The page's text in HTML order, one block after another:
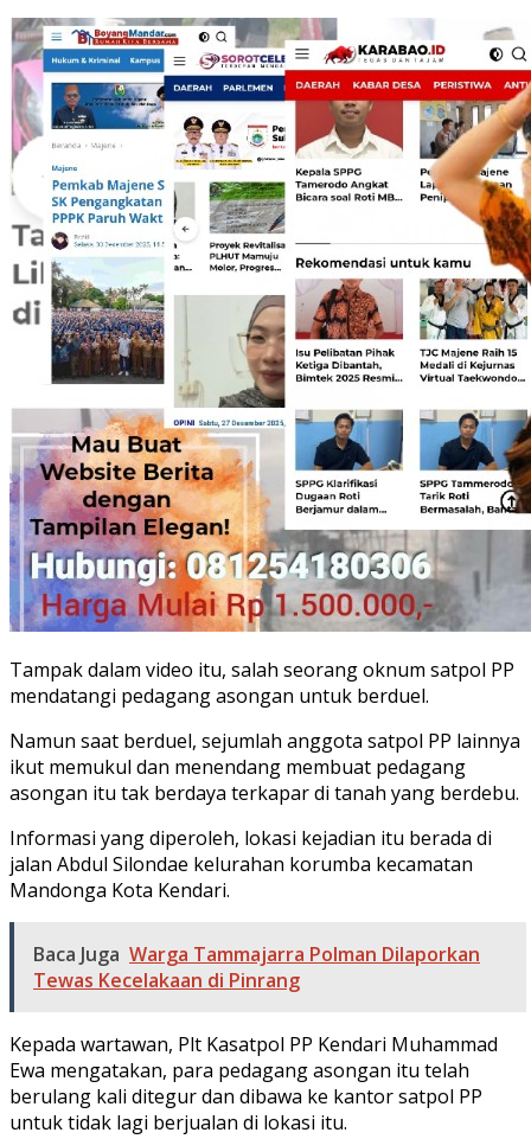
Tampak dalam video itu, salah seorang oknum satpol PP
mendatangi pedagang asongan untuk berduel.
Namun saat berduel, sejumlah anggota satpol PP lainnya
ikut memukul dan menendang membuat pedagang
asongan itu tak berdaya terkapar di tanah yang berdebu.
Informasi yang diperoleh, lokasi kejadian itu berada di
jalan Abdul Silondae kelurahan korumba kecamatan
Mandonga Kota Kendari.
Baca Juga Warga Tammajarra Polman Dilaporkan
Tewas Kecelakaan di Pinrang
Kepada wartawan, Plt Kasatpol PP Kendari Muhammad
Ewa mengatakan, para pedagang asongan itu telah
berulang kali ditegur dan dibawa ke kantor satpol PP
untuk tidak lagi berjualan di lokasi itu.